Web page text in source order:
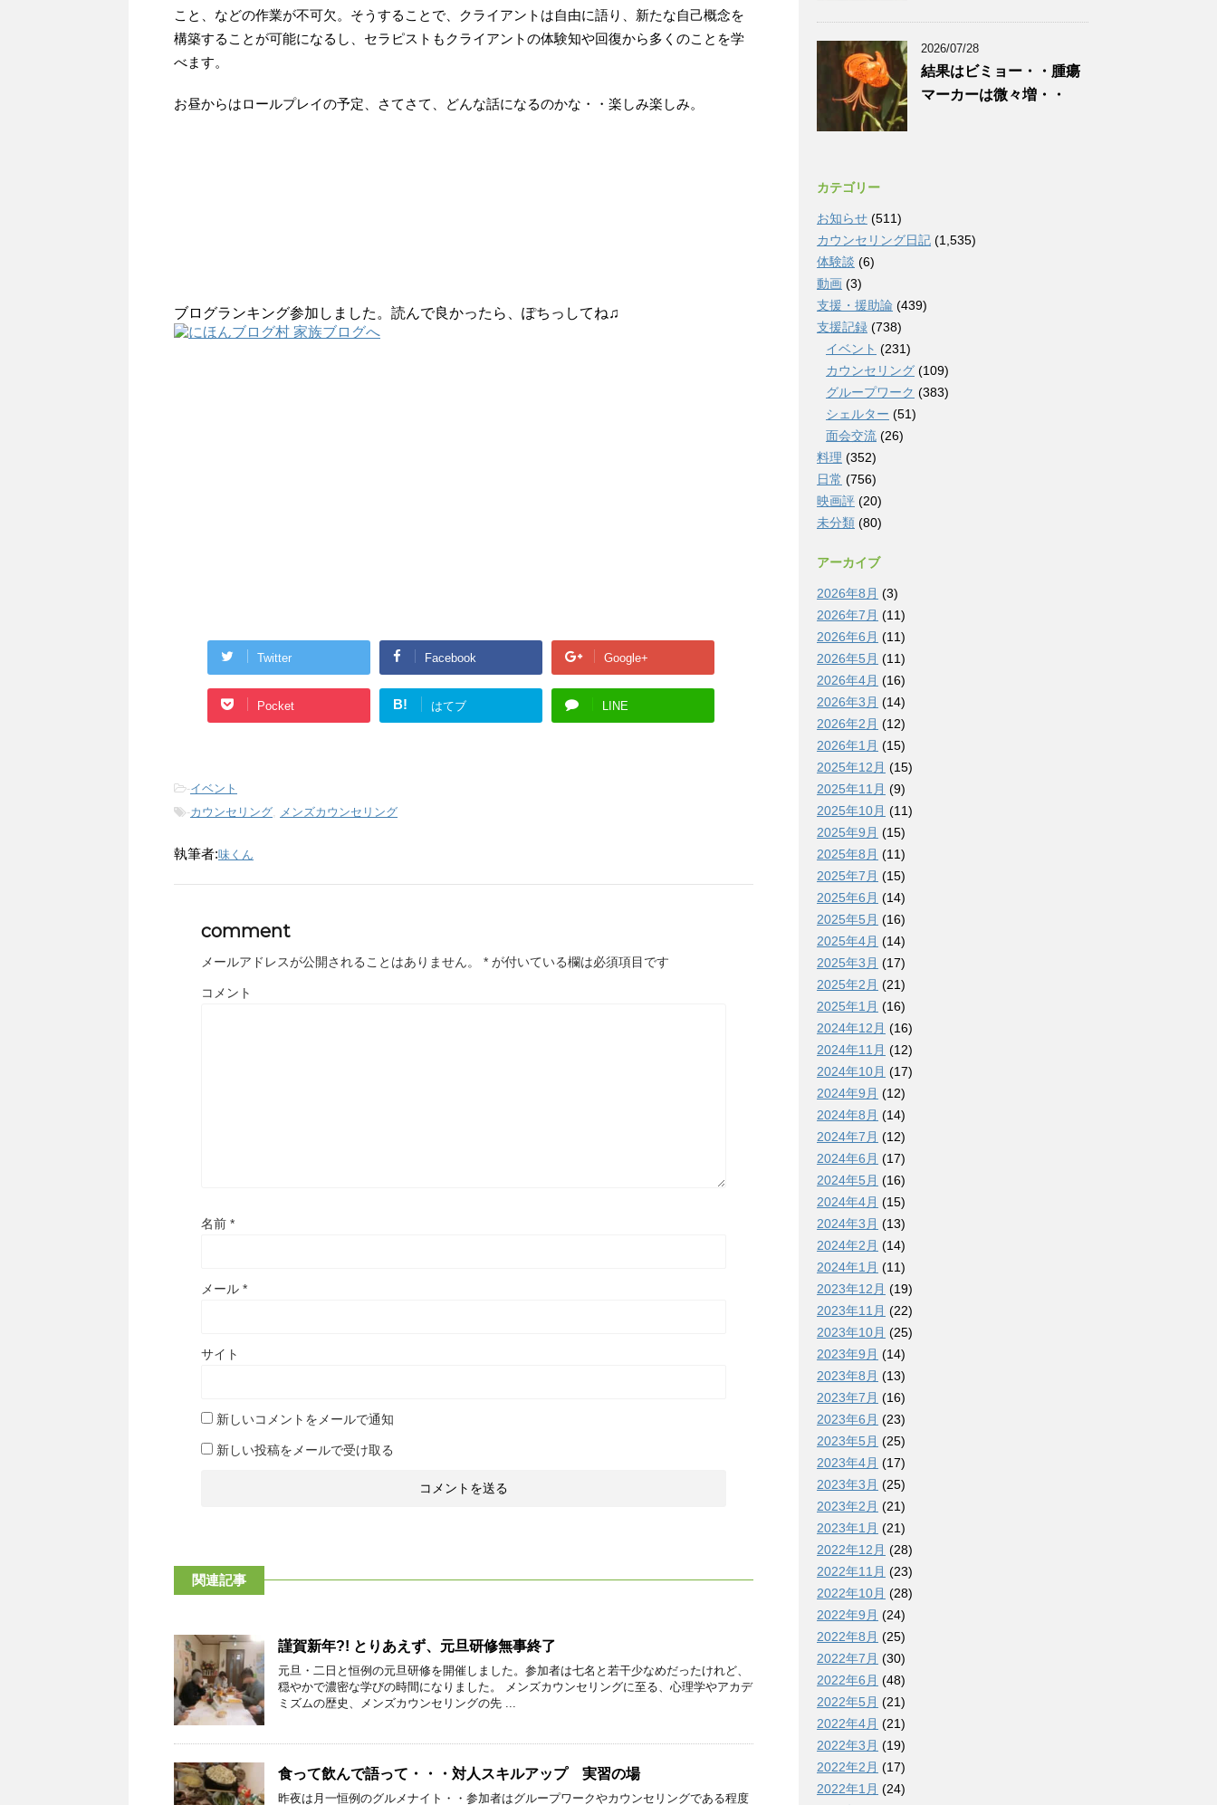
こと、などの作業が不可欠。そうすることで、クライアントは自由に語り、新たな自己概念を
構築することが可能になるし、セラピストもクライアントの体験知や回復から多くのことを学
べます。
お昼からはロールプレイの予定、さてさて、どんな話になるのかな・・楽しみ楽しみ。
ブログランキング参加しました。読んで良かったら、ぽちっしてね♫
Twitter Facebook Google+
Pocket B! はてブ LINE
-イベント
-カウンセリング, メンズカウンセリング
執筆者:味くん
comment
メールアドレスが公開されることはありません。 * が付いている欄は必須項目です
コメント
名前 *
メール *
サイト
新しいコメントをメールで通知
新しい投稿をメールで受け取る
関連記事
謹賀新年?! とりあえず、元旦研修無事終了
元旦・二日と恒例の元旦研修を開催しました。参加者は七名と若干少なめだったけれど、
穏やかで濃密な学びの時間になりました。 メンズカウンセリングに至る、心理学やアカデ
ミズムの歴史、メンズカウンセリングの先 ...
食って飲んで語って・・・対人スキルアップ 実習の場
昨夜は月一恒例のグルメナイト・・参加者はグループワークやカウンセリングである程度
2026/07/28
結果はビミョー・・腫瘍
マーカーは微々増・・
カテゴリー
お知らせ (511)
カウンセリング日記 (1,535)
体験談 (6)
動画 (3)
支援・援助論 (439)
支援記録 (738)
イベント (231)
カウンセリング (109)
グループワーク (383)
シェルター (51)
面会交流 (26)
料理 (352)
日常 (756)
映画評 (20)
未分類 (80)
アーカイブ
2026年8月 (3)
2026年7月 (11)
2026年6月 (11)
2026年5月 (11)
2026年4月 (16)
2026年3月 (14)
2026年2月 (12)
2026年1月 (15)
2025年12月 (15)
2025年11月 (9)
2025年10月 (11)
2025年9月 (15)
2025年8月 (11)
2025年7月 (15)
2025年6月 (14)
2025年5月 (16)
2025年4月 (14)
2025年3月 (17)
2025年2月 (21)
2025年1月 (16)
2024年12月 (16)
2024年11月 (12)
2024年10月 (17)
2024年9月 (12)
2024年8月 (14)
2024年7月 (12)
2024年6月 (17)
2024年5月 (16)
2024年4月 (15)
2024年3月 (13)
2024年2月 (14)
2024年1月 (11)
2023年12月 (19)
2023年11月 (22)
2023年10月 (25)
2023年9月 (14)
2023年8月 (13)
2023年7月 (16)
2023年6月 (23)
2023年5月 (25)
2023年4月 (17)
2023年3月 (25)
2023年2月 (21)
2023年1月 (21)
2022年12月 (28)
2022年11月 (23)
2022年10月 (28)
2022年9月 (24)
2022年8月 (25)
2022年7月 (30)
2022年6月 (48)
2022年5月 (21)
2022年4月 (21)
2022年3月 (19)
2022年2月 (17)
2022年1月 (24)